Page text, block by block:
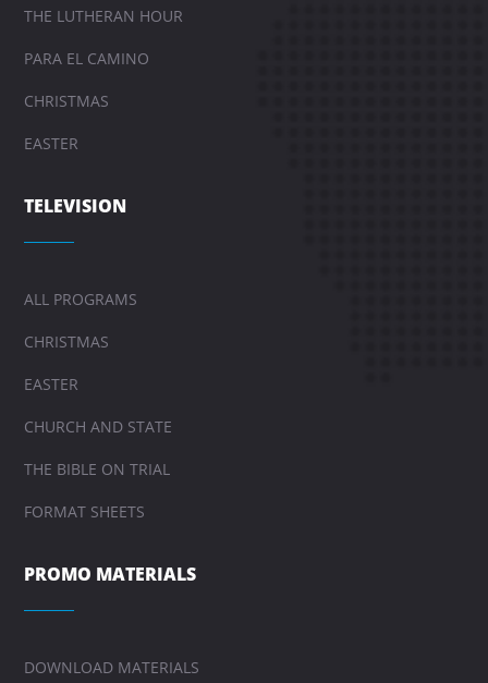
THE LUTHERAN HOUR
PARA EL CAMINO
CHRISTMAS
EASTER
TELEVISION
ALL PROGRAMS
CHRISTMAS
EASTER
CHURCH AND STATE
THE BIBLE ON TRIAL
FORMAT SHEETS
PROMO MATERIALS
DOWNLOAD MATERIALS